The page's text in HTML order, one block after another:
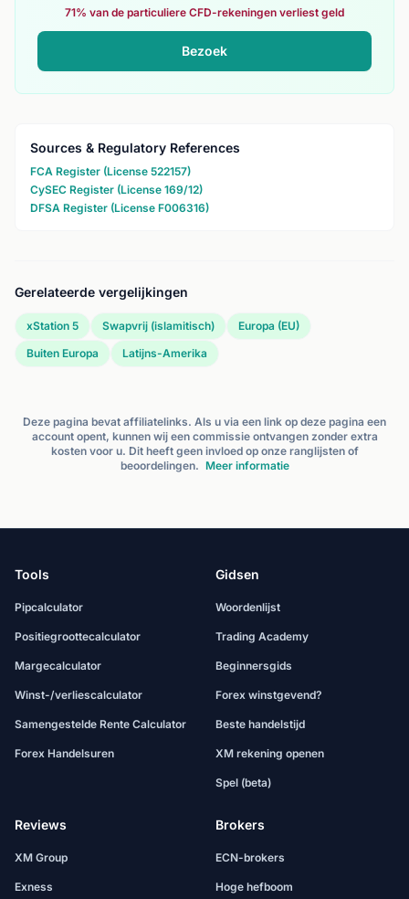
71% van de particuliere CFD-rekeningen verliest geld
Bezoek
Sources & Regulatory References
FCA Register (License 522157)
CySEC Register (License 169/12)
DFSA Register (License F006316)
Gerelateerde vergelijkingen
xStation 5 Swapvrij (islamitisch)
Europa (EU)
Buiten Europa
Latijns-Amerika
Deze pagina bevat affiliatelinks. Als u via een link op deze pagina een
account opent, kunnen wij een commissie ontvangen zonder extra
kosten voor u. Dit heeft geen invloed op onze ranglijsten of
beoordelingen. Meer informatie
Tools
Pipcalculator
Positiegroottecalculator
Margecalculator
Winst-/verliescalculator
Samengestelde Rente Calculator
Forex Handelsuren
Gidsen
Woordenlijst
Trading Academy
Beginnersgids
Forex winstgevend?
Beste handelstijd
XM rekening openen
Spel (beta)
Reviews
XM Group
Exness
Brokers
ECN-brokers
Hoge hefboom